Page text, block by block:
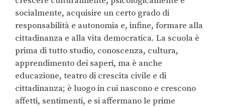
socialmente, acquisire un certo grado di
responsabilità e autonomia e, infine, formare alla
cittadinanza e alla vita democratica. La scuola è
prima di tutto studio, conoscenza, cultura,
apprendimento dei saperi, ma è anche
educazione, teatro di crescita civile e di
cittadinanza; è luogo in cui nascono e crescono
affetti, sentimenti, e si affermano le prime